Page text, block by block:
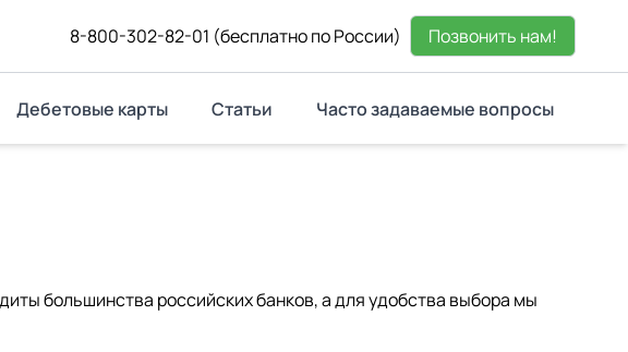
8-800-302-82-01 (бесплатно по России) Позвонить нам!
Дебетовые карты Статьи Часто задаваемые вопросы
большинства российских банков, а для удобства выбора мы